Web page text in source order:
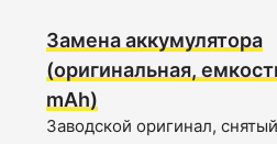
Замена аккумулятора
(оригинальная,
mAh)
Заводской оригинал,